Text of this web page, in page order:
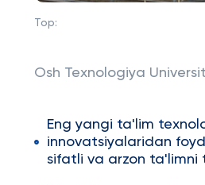
Top:
Osh Texnologiya
Eng yangi ta'lim
innovatsiyalaridan
sifatli va arzon ta'limni